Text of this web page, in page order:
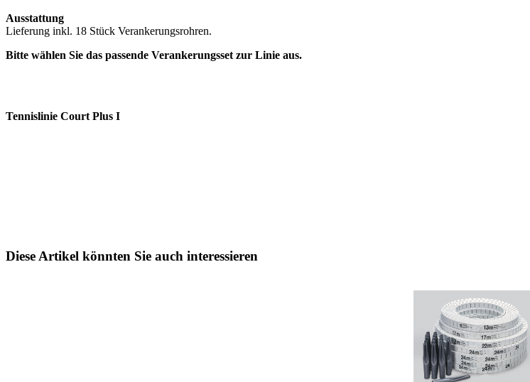
Ausstattung
Lieferung inkl. 18 Stück Verankerungsrohren.
Bitte wählen Sie das passende Verankerungsset zur Linie aus.
Tennislinie Court Plus I
Diese Artikel könnten Sie auch interessieren